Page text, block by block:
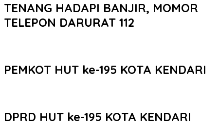
TENANG HADAPI BANJIR, MOMOR
TELEPON DARURAT 112
PEMKOT HUT ke-195 KOTA KENDARI
DPRD HUT ke-195 KOTA KENDARI